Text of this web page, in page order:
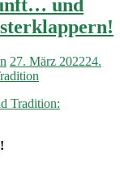
und
27. März 202224.